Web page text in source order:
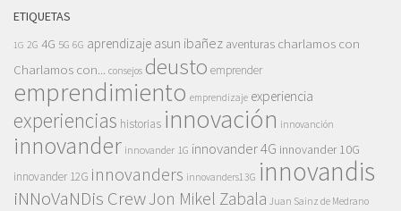
ETIQUETAS
1G 2G 4G 5G 6G aprendizaje asun ibañez aventuras charlamos con
Charlamos con...
consejos deusto emprender
emprendimiento emprendizaje experiencia
experiencias historias innovación innovanción
innovander innovander 1G innovander 4G innovander 10G
innovander 12G innovanders innovanders13G innovandis
iNNoVaNDis CrewJon Mikel Zabala Juan Sainz de Medrano